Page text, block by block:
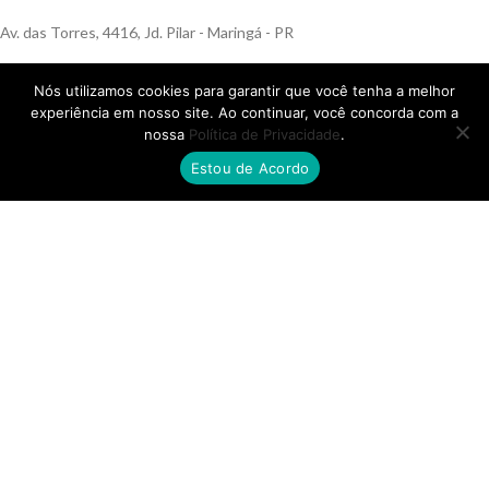
Av. das Torres, 4416, Jd. Pilar - Maringá - PR
Rua Henrique Rech, 560, Bairro Sanvitto - Caxias do Sul - RS
Nós utilizamos cookies para garantir que você tenha a melhor
experiência em nosso site. Ao continuar, você concorda com a
nossa Política de Privacidade.
Estou de Acordo